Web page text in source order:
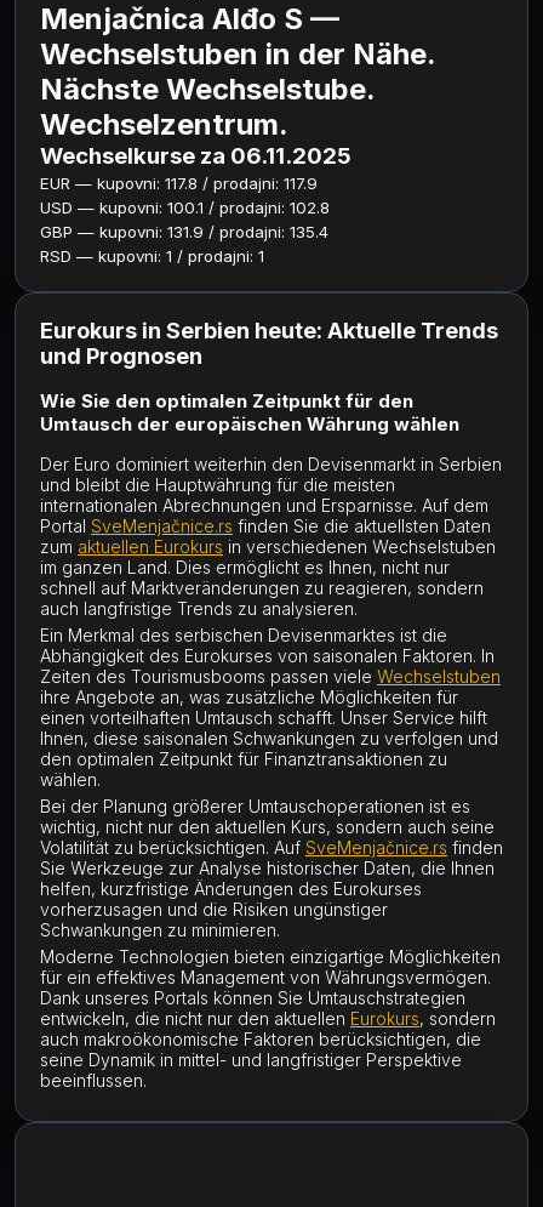
Menjačnica Alđo S —
Wechselstuben in der Nähe.
Nächste Wechselstube.
Wechselzentrum.
Wechselkurse za 06.11.2025
EUR — kupovni: 117.8 / prodajni: 117.9
USD — kupovni: 100.1 / prodajni: 102.8
GBP — kupovni: 131.9 / prodajni: 135.4
RSD — kupovni: 1 / prodajni: 1
Eurokurs in Serbien heute: Aktuelle Trends
und Prognosen
Wie Sie den optimalen Zeitpunkt für den
Umtausch der europäischen Währung wählen
Der Euro dominiert weiterhin den Devisenmarkt in Serbien
und bleibt die Hauptwährung für die meisten
internationalen Abrechnungen und Ersparnisse. Auf dem
Portal SveMenjačnice.rs finden Sie die aktuellsten Daten
zum aktuellen Eurokurs in verschiedenen Wechselstuben
im ganzen Land. Dies ermöglicht es Ihnen, nicht nur
schnell auf Marktveränderungen zu reagieren, sondern
auch langfristige Trends zu analysieren.
Ein Merkmal des serbischen Devisenmarktes ist die
Abhängigkeit des Eurokurses von saisonalen Faktoren. In
Zeiten des Tourismusbooms passen viele Wechselstuben
ihre Angebote an, was zusätzliche Möglichkeiten für
einen vorteilhaften Umtausch schafft. Unser Service hilft
Ihnen, diese saisonalen Schwankungen zu verfolgen und
den optimalen Zeitpunkt für Finanztransaktionen zu
wählen.
Bei der Planung größerer Umtauschoperationen ist es
wichtig, nicht nur den aktuellen Kurs, sondern auch seine
Volatilität zu berücksichtigen. Auf SveMenjačnice.rs finden
Sie Werkzeuge zur Analyse historischer Daten, die Ihnen
helfen, kurzfristige Änderungen des Eurokurses
vorherzusagen und die Risiken ungünstiger
Schwankungen zu minimieren.
Moderne Technologien bieten einzigartige Möglichkeiten
für ein effektives Management von Währungsvermögen.
Dank unseres Portals können Sie Umtauschstrategien
entwickeln, die nicht nur den aktuellen Eurokurs, sondern
auch makroökonomische Faktoren berücksichtigen, die
seine Dynamik in mittel- und langfristiger Perspektive
beeinflussen.